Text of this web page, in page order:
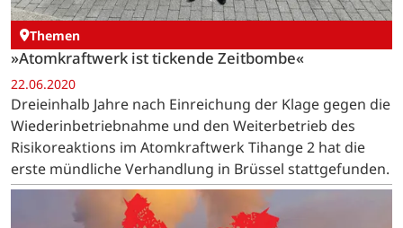
Themen
»Atomkraftwerk ist tickende Zeitbombe«
22.06.2020
Dreieinhalb Jahre nach Einreichung der Klage gegen die
Wiederinbetriebnahme und den Weiterbetrieb des
Risikoreaktions im Atomkraftwerk Tihange 2 hat die
erste mündliche Verhandlung in Brüssel stattgefunden.